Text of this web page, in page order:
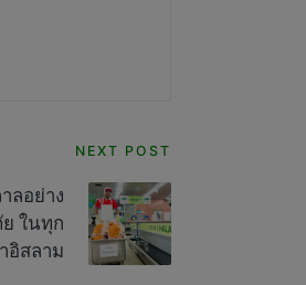
NEXT POST
ลอย่าง
ในทุก
อิสลาม